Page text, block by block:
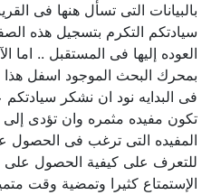
بالبيانات التى تسأل هنها فى
سيادتكم التكرم بتسجيل هذه
العوده إليها فى المستقبل .. اما
بمحرك البحث الموجود اسفل هذا
فى البدايه نود ان نشكر سيادتكم
تكون مفيده مثمره وان تؤدى
المفيده التى ترغب فى الحصول
للتعرف على كيفية الحصول على
الإستمتاع كثيرا وتمضية وقت